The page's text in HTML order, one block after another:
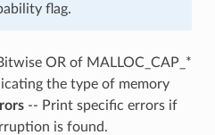
flag.
OR of MALLOC_CAP_*
the type of memory
-- Print specific errors if
is found.